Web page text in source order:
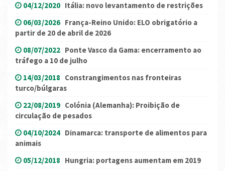
04/12/2020 Itália: novo levantamento de restrições
06/03/2026 França-Reino Unido: ELO obrigatório a
partir de 20 de abril de 2026
08/07/2022 Ponte Vasco da Gama: encerramento ao
tráfego a 10 de julho
14/03/2018 Constrangimentos nas fronteiras
turco/búlgaras
22/08/2019 Colónia (Alemanha): Proibição de
circulação de pesados
04/10/2024 Dinamarca: transporte de alimentos para
animais
05/12/2018 Hungria: portagens aumentam em 2019